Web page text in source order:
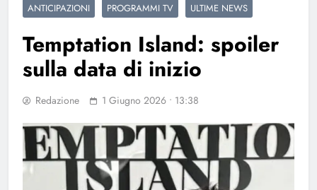
ANTICIPAZIONI PROGRAMMI TV ULTIME NEWS
Temptation Island: spoiler
sulla data di inizio
Redazione 1 Giugno 2026 • 13:38